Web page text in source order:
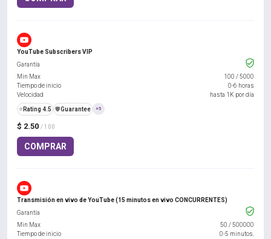
YouTube Subscribers VIP
$ 2.50 / 100
COMPRAR
Garantía
Min Max
100 /5000
Tiempo de inicio
0-6 horas
Velocidad
hasta 1K por día
⭐ Rating 4.5 ️🛡️Guarantee +5
Transmisión en vivo de YouTube (15 minutos en vivo CONCURRENTES)
Garantía
Min Max
50 /500000
Tiempo de inicio
0-5 minutos.